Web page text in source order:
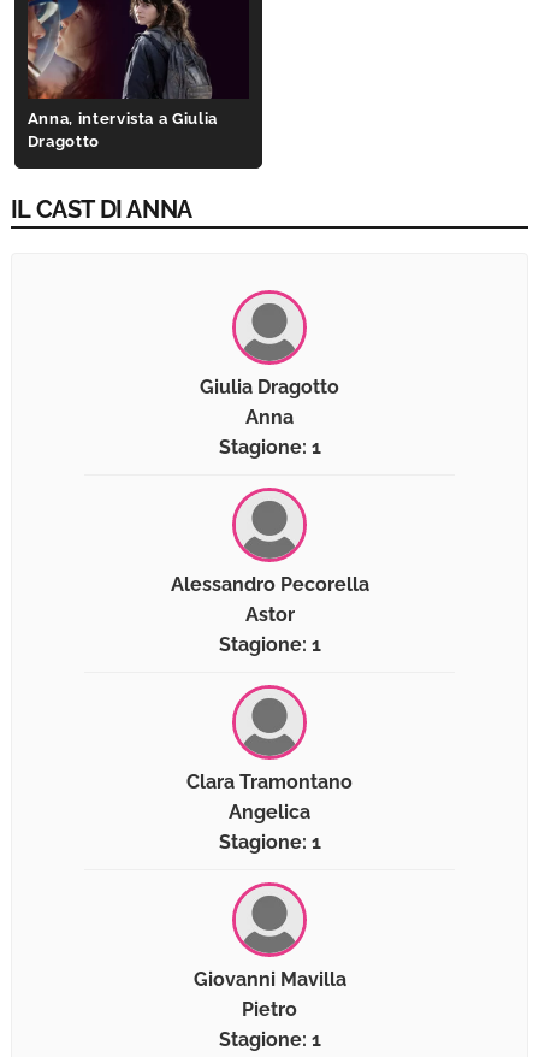
Anna, intervista a Giulia
Dragotto
IL CAST DI ANNA
Giulia Dragotto
Anna
Stagione: 1
Alessandro Pecorella
Astor
Stagione: 1
Clara Tramontano
Angelica
Stagione: 1
Giovanni Mavilla
Pietro
Stagione: 1